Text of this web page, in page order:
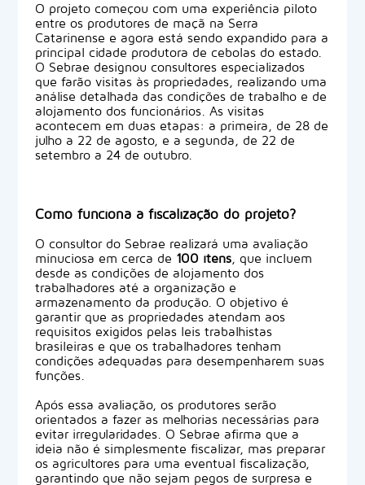
O projeto começou com uma experiência piloto
entre os produtores de maçã na Serra
Catarinense e agora está sendo expandido para a
principal cidade produtora de cebolas do estado.
O Sebrae designou consultores especializados
que farão visitas às propriedades, realizando uma
análise detalhada das condições de trabalho e de
alojamento dos funcionários. As visitas
acontecem em duas etapas: a primeira, de 28 de
julho a 22 de agosto, e a segunda, de 22 de
setembro a 24 de outubro.
Como funciona a fiscalização do projeto?
O consultor do Sebrae realizará uma avaliação
minuciosa em cerca de 100 itens, que incluem
desde as condições de alojamento dos
trabalhadores até a organização e
armazenamento da produção. O objetivo é
garantir que as propriedades atendam aos
requisitos exigidos pelas leis trabalhistas
brasileiras e que os trabalhadores tenham
condições adequadas para desempenharem suas
funções.
Após essa avaliação, os produtores serão
orientados a fazer as melhorias necessárias para
evitar irregularidades. O Sebrae afirma que a
ideia não é simplesmente fiscalizar, mas preparar
os agricultores para uma eventual fiscalização,
garantindo que não sejam pegos de surpresa e